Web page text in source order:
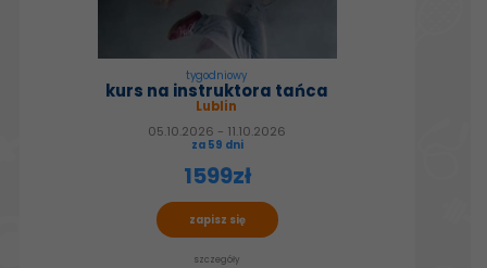
tygodniowy
kurs na instruktora tańca
Lublin
05.10.2026 - 11.10.2026
za 59 dni
1599zł
zapisz się
szczegóły